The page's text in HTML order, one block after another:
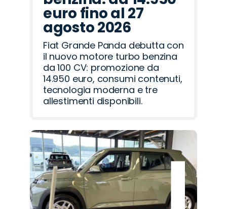
euro fino al 27
agosto 2026
Fiat Grande Panda debutta con
il nuovo motore turbo benzina
da 100 CV: promozione da
14.950 euro, consumi contenuti,
tecnologia moderna e tre
allestimenti disponibili.